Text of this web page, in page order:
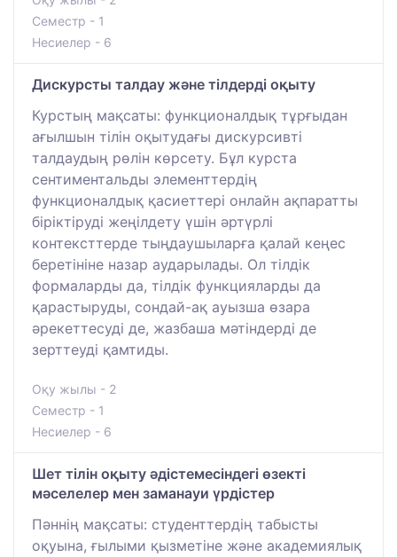
Семестр - 1
Несиелер - 6
Дискурсты талдау және тілдерді оқыту
Курстың мақсаты: функционалдық тұрғыдан
ағылшын тілін оқытудағы дискурсивті
талдаудың рөлін көрсету. Бұл курста
сентиментальды элементтердің
функционалдық қасиеттері онлайн ақпаратты
біріктіруді жеңілдету үшін әртүрлі
контексттерде тыңдаушыларға қалай кеңес
беретініне назар аударылады. Ол тілдік
формаларды да, тілдік функцияларды да
қарастыруды, сондай-ақ ауызша өзара
әрекеттесуді де, жазбаша мәтіндерді де
зерттеуді қамтиды.
Оқу жылы - 2
Семестр - 1
Несиелер - 6
Шет тілін оқыту әдістемесіндегі өзекті
мәселелер мен заманауи үрдістер
Пәннің мақсаты: студенттердің табысты
оқуына, ғылыми қызметіне және академиялық